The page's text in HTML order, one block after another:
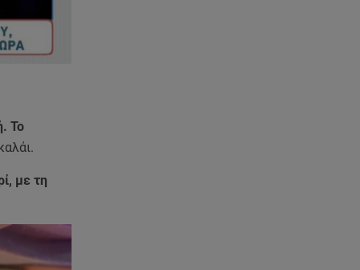
Το
με τη